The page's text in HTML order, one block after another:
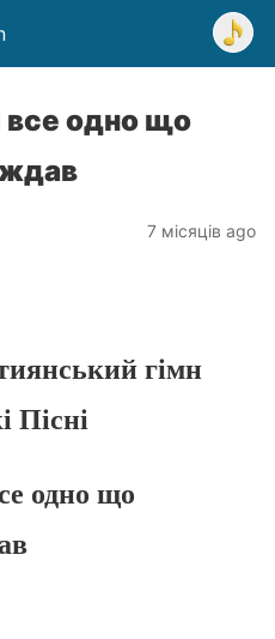
все одно що
7 місяців ago
гімн
Пісні
одно що